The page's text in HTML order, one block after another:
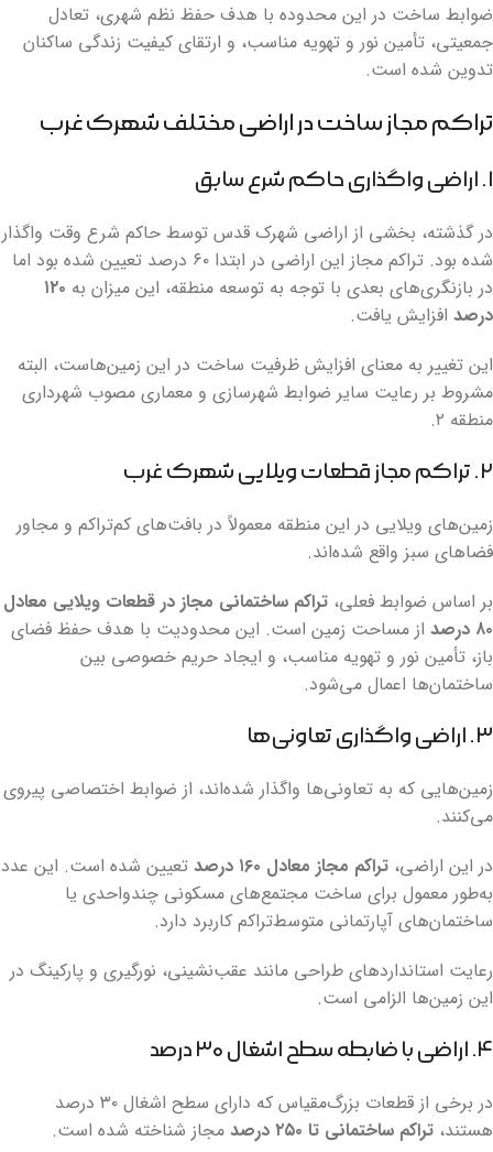
ضوابط ساخت در این محدوده با هدف حفظ نظم شهری، تعادل
جمعیتی، تأمین نور و تهویه مناسب، و ارتقای کیفیت زندگی ساکنان
تدوین شده است.
تراکم مجاز ساخت در اراضی مختلف شهرک غرب
۱. اراضی واگذاری حاکم شرع سابق
در گذشته، بخشی از اراضی شهرک قدس توسط حاکم شرع وقت واگذار
شده بود. تراکم مجاز این اراضی در ابتدا ۶۰ درصد تعیین شده بود اما
در بازنگری‌های بعدی با توجه به توسعه منطقه، این میزان به ۱۲۰
درصد افزایش یافت.
این تغییر به معنای افزایش ظرفیت ساخت در این زمین‌هاست، البته
مشروط بر رعایت سایر ضوابط شهرسازی و معماری مصوب شهرداری
منطقه ۲.
۲. تراکم مجاز قطعات ویلایی شهرک غرب
زمین‌های ویلایی در این منطقه معمولاً در بافت‌های کم‌تراکم و مجاور
فضاهای سبز واقع شده‌اند.
بر اساس ضوابط فعلی، تراکم ساختمانی مجاز در قطعات ویلایی معادل
۸۰ درصد
از مساحت زمین است. این محدودیت با هدف حفظ فضای
باز، تأمین نور و تهویه مناسب، و ایجاد حریم خصوصی بین
ساختمان‌ها اعمال می‌شود.
۳. اراضی واگذاری تعاونی‌ها
زمین‌هایی که به تعاونی‌ها واگذار شده‌اند، از ضوابط اختصاصی پیروی
می‌کنند.
در این اراضی، تراکم مجاز معادل ۱۶۰ درصد
تعیین شده است. این عدد
به‌طور معمول برای ساخت مجتمع‌های مسکونی چند‌واحدی یا
ساختمان‌های آپارتمانی متوسط‌تراکم کاربرد دارد.
رعایت استانداردهای طراحی مانند عقب‌نشینی، نورگیری و پارکینگ در
این زمین‌ها الزامی است.
۴. اراضی با ضابطه سطح اشغال ۳۰ درصد
در برخی از قطعات بزرگ‌مقیاس که دارای سطح اشغال ۳۰ درصد
هستند، تراکم ساختمانی تا ۲۵۰ درصد
مجاز شناخته شده است.